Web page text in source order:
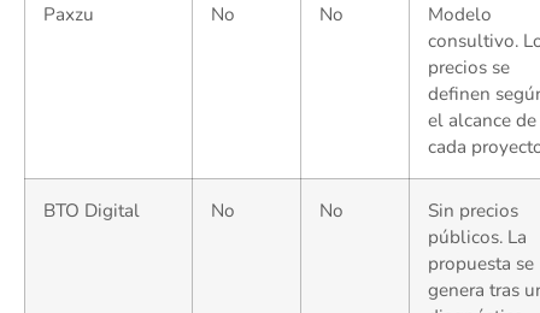
Paxzu No No
Modelo
consultivo.
precios se
definen
el alcance de
cada
BTO Digital No No
Sin precios
públicos. La
propuesta se
genera tras